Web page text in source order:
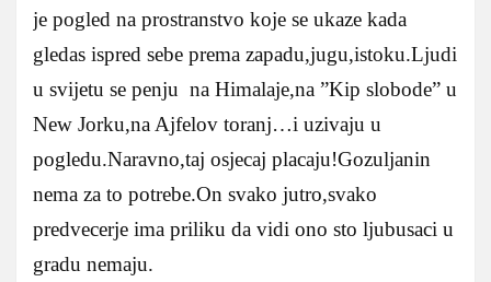
je pogled na prostranstvo koje se ukaze kada
gledas ispred sebe prema zapadu,jugu,istoku.Ljudi
u svijetu se penju na Himalaje,na ”Kip slobode” u
New Jorku,na Ajfelov toranj…i uzivaju u
pogledu.Naravno,taj osjecaj placaju!Gozuljanin
nema za to potrebe.On svako jutro,svako
predvecerje ima priliku da vidi ono sto ljubusaci u
gradu nemaju.